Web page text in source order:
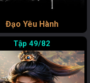
Đạo Yêu Hành
49/82